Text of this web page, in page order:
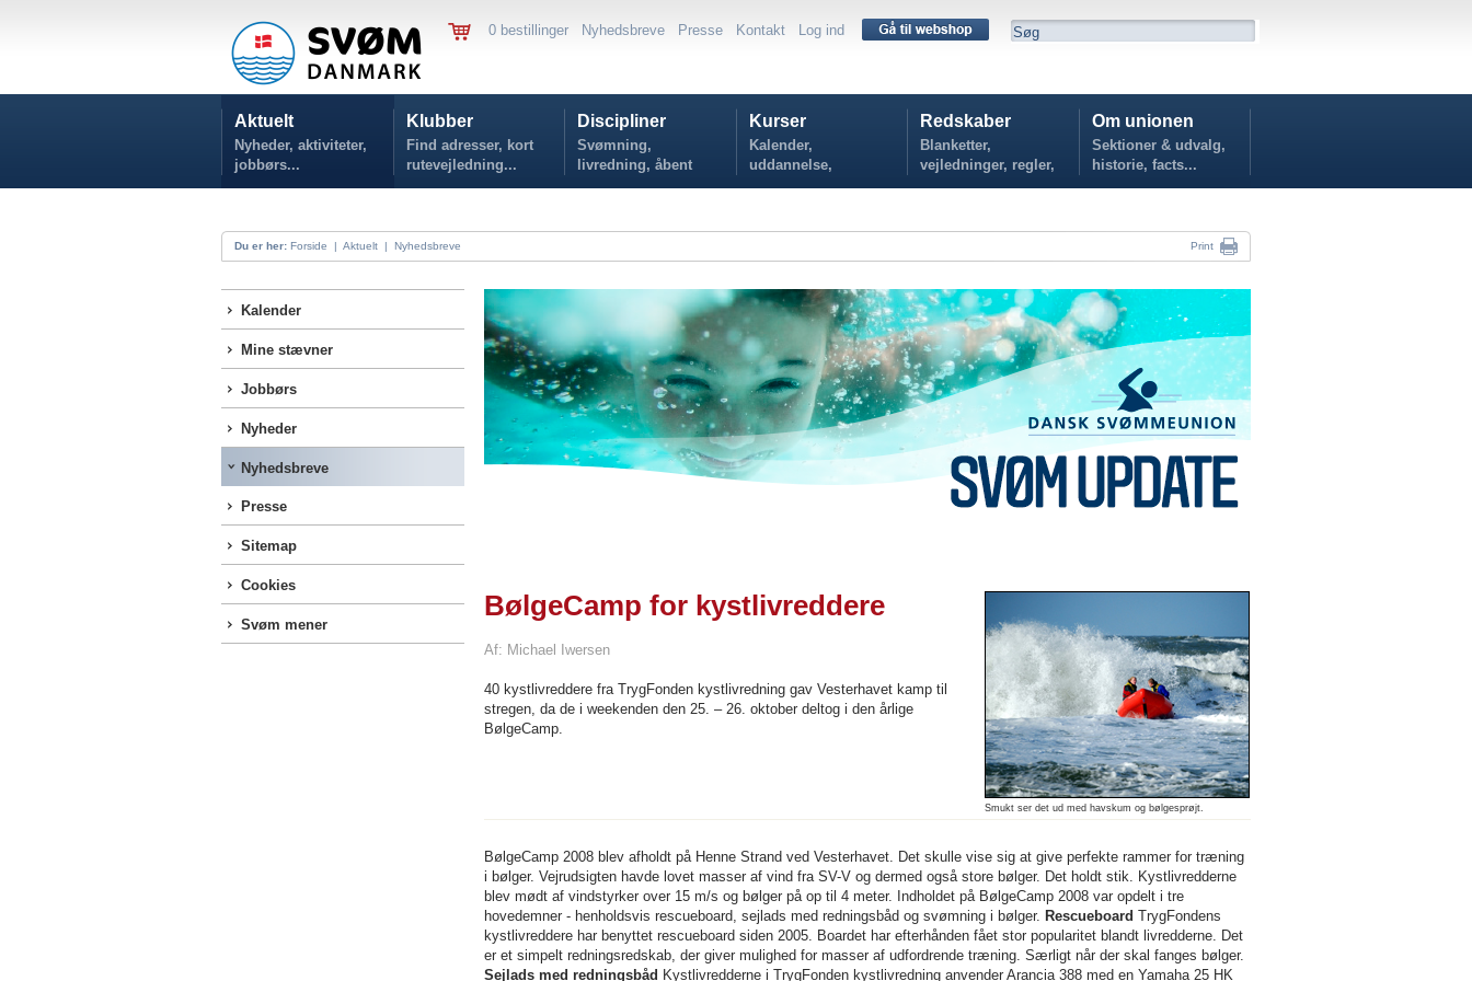
0 bestillinger Nyhedsbreve Presse Kontakt Log ind
Aktuelt
Nyheder, aktiviteter,
jobbørs...
Klubber
Find adresser, kort
rutevejledning...
Discipliner
Svømning,
livredning, åbent
vand...
Kurser
Kalender,
uddannelse,
tilmelding...
Redskaber
Blanketter,
vejledninger, regler,
politikker...
Om unionen
Sektioner & udvalg,
historie, facts...
Du er her: Forside | Aktuelt | Nyhedsbreve Print
Kalender
Mine stævner
Jobbørs
Nyheder
Nyhedsbreve
Presse
Sitemap
Cookies
Svøm mener
Smukt ser det ud med havskum og bølgesprøjt.
BølgeCamp for kystlivreddere
Af: Michael Iwersen
40 kystlivreddere fra TrygFonden kystlivredning gav Vesterhavet kamp til
stregen, da de i weekenden den 25. – 26. oktober deltog i den årlige
BølgeCamp.
BølgeCamp 2008 blev afholdt på Henne Strand ved Vesterhavet. Det skulle vise sig at give perfekte rammer for træning
i bølger. Vejrudsigten havde lovet masser af vind fra SV-V og dermed også store bølger. Det holdt stik. Kystlivredderne
blev mødt af vindstyrker over 15 m/s og bølger på op til 4 meter. Indholdet på BølgeCamp 2008 var opdelt i tre
hovedemner - henholdsvis rescueboard, sejlads med redningsbåd og svømning i bølger. Rescueboard TrygFondens
kystlivreddere har benyttet rescueboard siden 2005. Boardet har efterhånden fået stor popularitet blandt livredderne. Det
er et simpelt redningsredskab, der giver mulighed for masser af udfordrende træning. Særligt når der skal fanges bølger.
Sejlads med redningsbåd Kystlivredderne i TrygFonden kystlivredning anvender Arancia 388 med en Yamaha 25 HK